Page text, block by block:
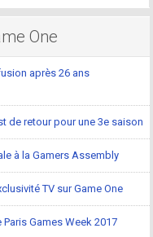
One
après 26 ans
de retour pour une 3e saison
à la Gamers Assembly
TV sur Game One
Games Week 2017